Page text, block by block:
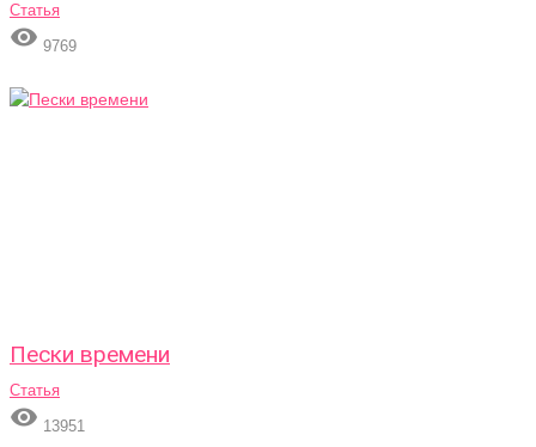
Статья
 9769
Пески времени
Статья
 13951